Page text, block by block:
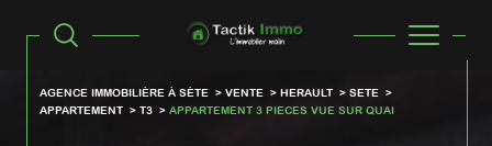
AGENCE IMMOBILIÈRE À SÈTE VENTE HERAULT
SETE
APPARTEMENT
T3 APPARTEMENT 3 PIECES VUE SUR QUAI